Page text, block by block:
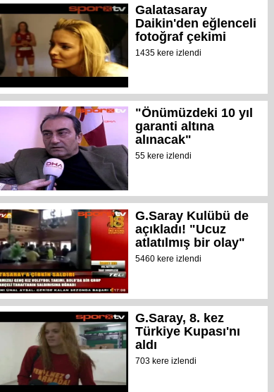
Galatasaray
Daikin'den eğlenceli
fotoğraf çekimi
1435 kere izlendi
"Önümüzdeki 10 yıl
garanti altına
alınacak"
55 kere izlendi
G.Saray Kulübü de
açıkladı! "Ucuz
atlatılmış bir olay"
5460 kere izlendi
G.Saray, 8. kez
Türkiye Kupası'nı
aldı
703 kere izlendi